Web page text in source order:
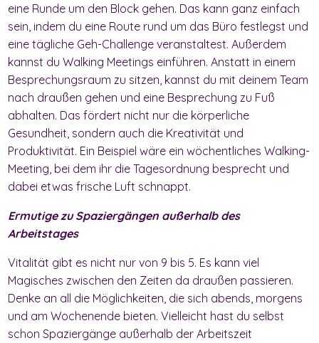
eine Runde um den Block gehen. Das kann ganz einfach
sein, indem du eine Route rund um das Büro festlegst und
eine tägliche Geh-Challenge veranstaltest. Außerdem
kannst du Walking Meetings einführen. Anstatt in einem
Besprechungsraum zu sitzen, kannst du mit deinem Team
nach draußen gehen und eine Besprechung zu Fuß
abhalten. Das fördert nicht nur die körperliche
Gesundheit, sondern auch die Kreativität und
Produktivität. Ein Beispiel wäre ein wöchentliches Walking-
Meeting, bei dem ihr die Tagesordnung besprecht und
dabei etwas frische Luft schnappt.
Ermutige zu Spaziergängen außerhalb des
Arbeitstages
Vitalität gibt es nicht nur von 9 bis 5. Es kann viel
Magisches zwischen den Zeiten da draußen passieren.
Denke an all die Möglichkeiten, die sich abends, morgens
und am Wochenende bieten. Vielleicht hast du selbst
schon Spaziergänge außerhalb der Arbeitszeit